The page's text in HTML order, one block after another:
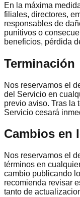
En la máxima
filiales, directores,
responsables de
punitivos o
beneficios, pérdida
Terminación
Nos reservamos el
del Servicio en
previo aviso. Tras la
Servicio cesará
Cambios en
Nos reservamos el
términos en
cambio publicando
recomienda revisar
tanto de